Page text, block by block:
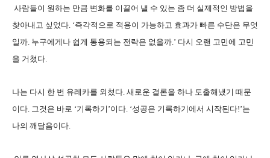
사람들이 원하는 만큼 변화를 이끌어 낼 수 있는 좀 더 실제적인 방법을
찾아내고 싶었다. ‘즉각적으로 적용이 가능하고 효과가 빠른 수단은 무엇
일까. 누구에게나 쉽게 통용되는 전략은 없을까.’ 다시 오랜 고민에 고민
을 거쳤다.
나는 다시 한 번 유레카를 외쳤다. 새로운 결론을 하나 도출해냈기 때문
이다. 그것은 바로 ‘기록하기’이다. ‘성공은 기록하기에서 시작된다!’는
나의 깨달음이다.